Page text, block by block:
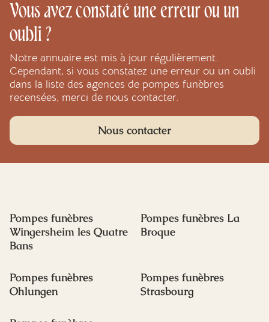
Vous avez constaté une erreur ou un
oubli ?
Notre annuaire est mis à jour régulièrement.
Cependant, si vous constatez une erreur ou un oubli
dans la liste des agences de pompes funèbres
recensées, merci de nous contacter.
Nous contacter
Pompes funèbres
Wingersheim les Quatre
Bans
Pompes funèbres La
Broque
Pompes funèbres
Ohlungen
Pompes funèbres
Strasbourg